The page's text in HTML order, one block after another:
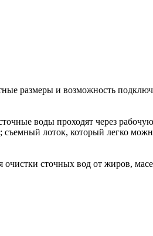
размеры и возможность
воды проходят через
лоток, который легко
очистки сточных вод от жиров,